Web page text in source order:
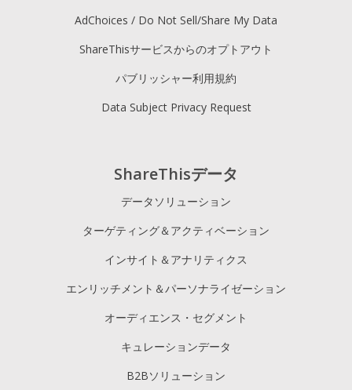
ShareThisデータ
データソリューション
ターゲティング＆アクティベーション
インサイト＆アナリティクス
エンリッチメント＆パーソナライゼーション
オーディエンス・セグメント
キュレーションデータ
B2Bソリューション
AdChoices / Do Not Sell/Share My Data
ShareThisサービスからのオプトアウト
パブリッシャー利用規約
Data Subject Privacy Request